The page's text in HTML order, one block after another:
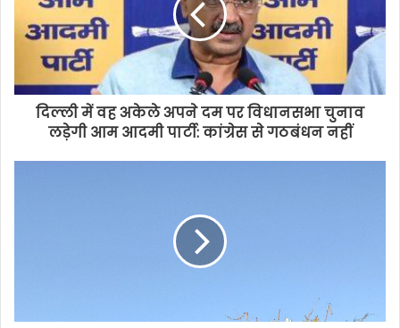
दिल्ली में वह अकेले अपने दम पर विधानसभा चुनाव
लड़ेगी आम आदमी पार्टी: कांग्रेस से गठबंधन नहीं